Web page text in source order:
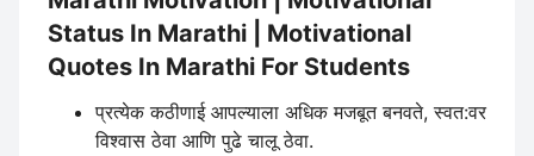
Status In Marathi | Motivational
Quotes In Marathi For Students
प्रत्येक कठीणाई आपल्याला अधिक मजबूत बनवते, स्वत:वर
विश्वास ठेवा आणि पुढे चालू ठेवा.